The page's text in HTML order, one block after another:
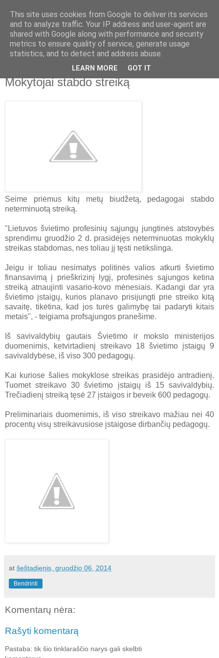
Mokytojai stabdo streiką
Seime priėmus kitų metų biudžetą, pedagogai stabdo
neterminuotą streiką.
"Lietuvos švietimo profesinių sąjungų jungtinės atstovybės
sprendimu gruodžio 2 d. prasidėjęs neterminuotas mokyklų
streikas stabdomas, nes toliau jį tęsti netikslinga.
Jeigu ir toliau nesimatys politinės valios atkurti švietimo
finansavimą į prieškrizinį lygį, profesinės sąjungos ketina
streiką atnaujinti vasario-kovo mėnesiais. Kadangi dar yra
švietimo įstaigų, kurios planavo prisijungti prie streiko kitą
savaitę, tikėtina, kad jos turės galimybę tai padaryti kitais
metais", - teigiama profsąjungos pranešime.
Iš savivaldybių gautais Švietimo ir mokslo ministerijos
duomenimis, ketvirtadienį streikavo 18 švietimo įstaigų 9
savivaldybėse, iš viso 300 pedagogų.
Kai kuriose šalies mokyklose streikas prasidėjo antradienį.
Tuomet streikavo 30 švietimo įstaigų iš 15 savivaldybių.
Trečiadienį streiką tęsė 27 įstaigos ir beveik 600 pedagogų.
Preliminariais duomenimis, iš viso streikavo mažiau nei 40
procentų visų streikavusiose įstaigose dirbančių pedagogų.
at šeštadienis, gruodžio 06, 2014
Bendrinti
Komentarų nėra:
Rašyti komentarą
Pastaba: tik šio tinklaraščio narys gali skelbti
This site uses cookies from Google to deliver its services
and to analyze traffic. Your IP address and user-agent are
shared with Google along with performance and security
metrics to ensure quality of service, generate usage
statistics, and to detect and address abuse.
LEARN MORE GOT IT